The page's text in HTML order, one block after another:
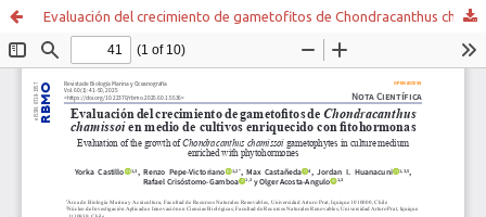
Evaluación del crecimiento de gametofitos de Chondracanthus chamissoi en medio de cultivos enriquecido con fitohormonas